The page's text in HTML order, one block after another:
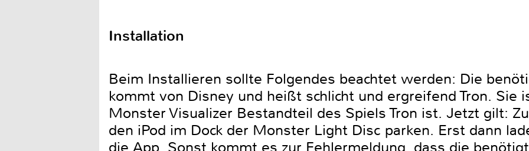
Installation
Beim Installieren sollte Folgendes beachtet werden: Die
kommt von Disney und heißt schlicht und ergreifend Tron. Sie
Monster Visualizer Bestandteil des Spiels Tron ist. Jetzt gilt:
den iPod im Dock der Monster Light Disc parken. Erst dann
die App. Sonst kommt es zur Fehlermeldung, dass die